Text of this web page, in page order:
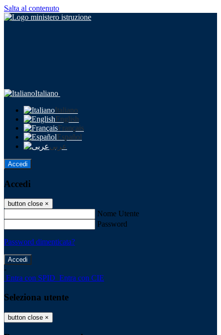
Salta al contenuto
Italiano
Italiano
English
Français
Español
عربى
Accedi
Accedi
button close ×
Nome Utente
Password
Password dimenticata?
-
Entra con SPID Entra con CIE
Seleziona utente
button close ×